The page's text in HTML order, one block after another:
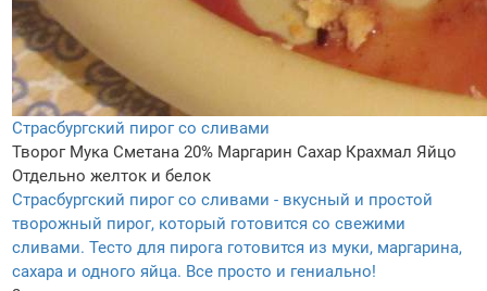
Страсбургский пирог со сливами
Творог Мука Сметана 20% Маргарин Сахар Крахмал Яйцо
Отдельно желток и белок
Страсбургский пирог со сливами - вкусный и простой
творожный пирог, который готовится со свежими
сливами. Тесто для пирога готовится из муки, маргарина,
сахара и одного яйца. Все просто и гениально!